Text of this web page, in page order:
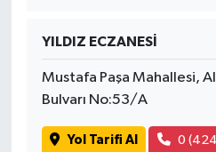
YILDIZ ECZANESİ
Mustafa Paşa Mahallesi,
Bulvarı No:53/A
Yol Tarifi Al 0